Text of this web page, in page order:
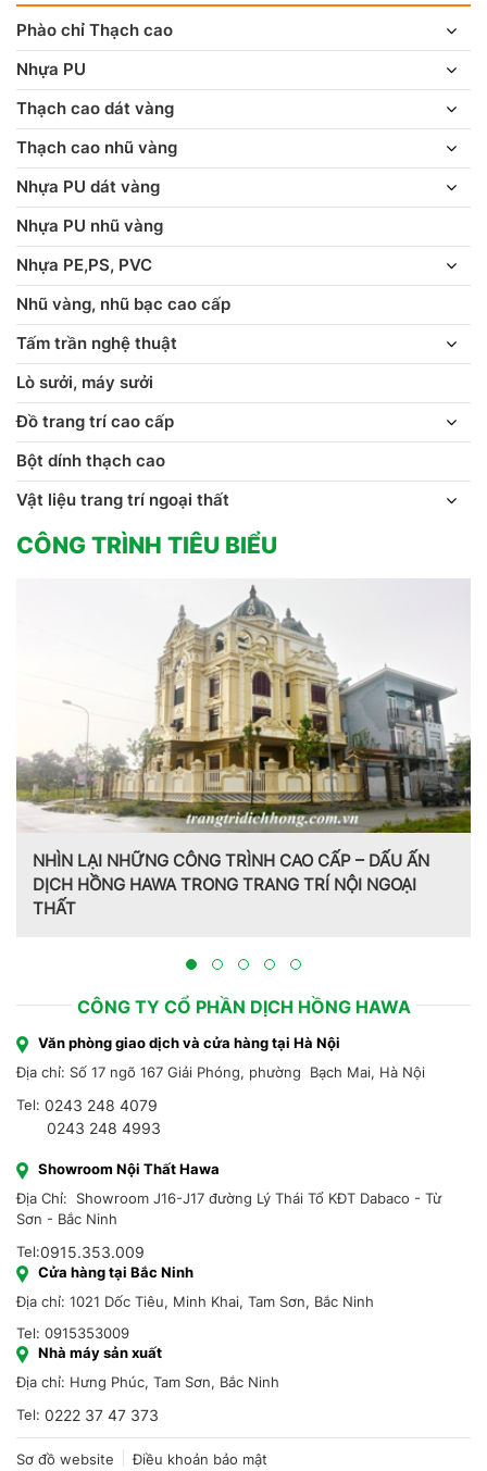
Phào chỉ Thạch cao
Nhựa PU
Thạch cao dát vàng
Thạch cao nhũ vàng
Nhựa PU dát vàng
Nhựa PU nhũ vàng
Nhựa PE,PS, PVC
Nhũ vàng, nhũ bạc cao cấp
Tấm trần nghệ thuật
Lò sưởi, máy sưởi
Đồ trang trí cao cấp
Bột dính thạch cao
Vật liệu trang trí ngoại thất
CÔNG TRÌNH TIÊU BIỂU
NHÌN LẠI NHỮNG CÔNG TRÌNH CAO CẤP – DẤU ẤN
DỊCH HỒNG HAWA TRONG TRANG TRÍ NỘI NGOẠI
THẤT
CÔNG TY CỔ PHẦN DỊCH HỒNG HAWA
Văn phòng giao dịch và cửa hàng tại Hà Nội
Địa chỉ: Số 17 ngõ 167 Giải Phóng, phường Bạch Mai, Hà Nội
Tel: 0243 248 4079
0243 248 4993
Showroom Nội Thất Hawa
Địa Chỉ: Showroom J16-J17 đường Lý Thái Tổ KĐT Dabaco - Từ
Sơn - Bắc Ninh
Tel:0915.353.009
Cửa hàng tại Bắc Ninh
Địa chỉ: 1021 Dốc Tiêu, Minh Khai, Tam Sơn, Bắc Ninh
Tel: 0915353009
Nhà máy sản xuất
Địa chỉ: Hưng Phúc, Tam Sơn, Bắc Ninh
Tel: 0222 37 47 373
Sơ đồ website Điều khoản bảo mật